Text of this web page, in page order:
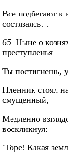
Все подбегают к
состязаясь…
65 Ныне о
преступленья
Ты постигнешь,
Пленник стоял
смущенный,
Медленно
воскликнул:
"Горе! Какая